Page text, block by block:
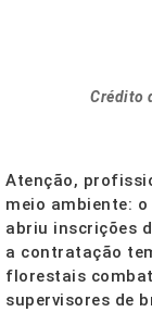
Crédito
Atenção,
meio ambiente:
abriu inscrições
a contratação
florestais
supervisores de